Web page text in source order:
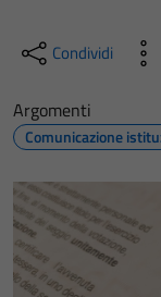
Condividi
Argomenti
Comunicazione